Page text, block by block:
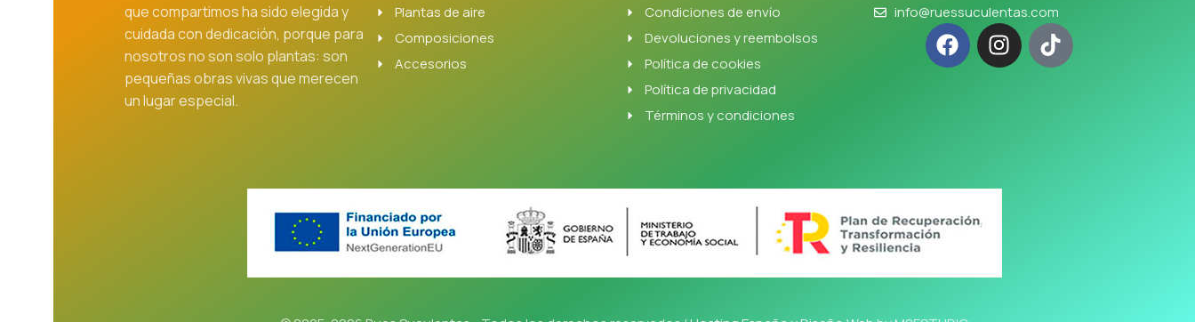
que compartimos ha sido elegida y
cuidada con dedicación, porque para
nosotros no son solo plantas: son
pequeñas obras vivas que merecen
un lugar especial.
Plantas de aire
Composiciones
Accesorios
Condiciones de envío
Devoluciones y reembolsos
Política de cookies
Política de privacidad
Términos y condiciones
info@ruessuculentas.com